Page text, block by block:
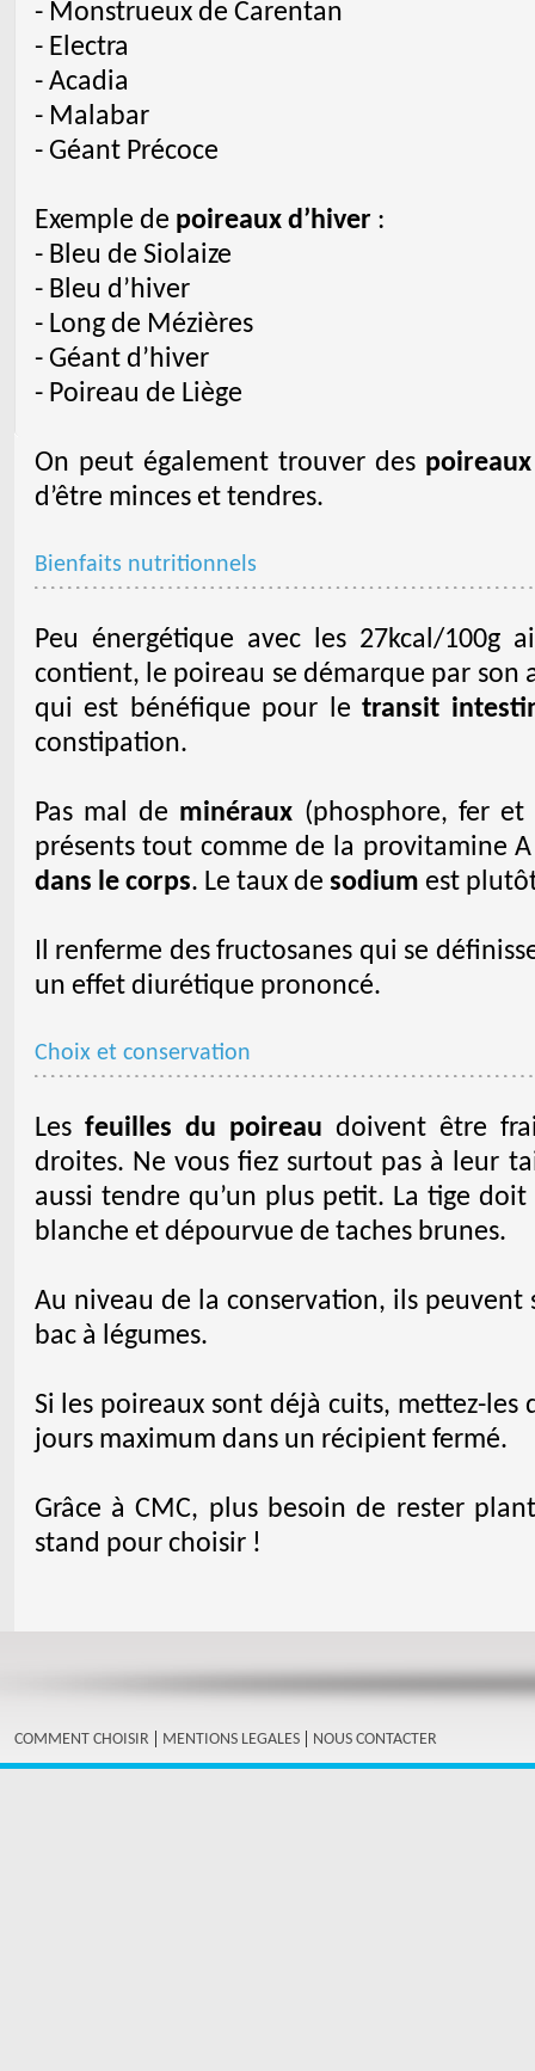
- Monstrueux de Carentan
- Electra
- Acadia
- Malabar
- Géant Précoce
Exemple de poireaux d’hiver:
- Bleu de Siolaize
- Bleu d’hiver
- Long de Mézières
- Géant d’hiver
- Poireau de Liège
On peut également trouver des
d’être minces et tendres.
Bienfaits nutritionnels
Peu énergétique avec les 27kcal/100g
contient, le poireau se démarque par
qui est bénéfique pour le transit
constipation.
Pas mal de minéraux (phosphore, fer
présents tout comme de la provitamine
dans le corps. Le taux de sodium est
Il renferme des fructosanes qui se
un effet diurétique prononcé.
Choix et conservation
Lesfeuilles du poireau doivent être
droites. Ne vous fiez surtout pas à leur
aussi tendre qu’un plus petit. La tige
blanche et dépourvue de taches brunes.
Au niveau de la conservation, ils peuvent
bac à légumes.
Si les poireaux sont déjà cuits, mettez-les
jours maximum dans un récipient fermé.
Grâce à CMC, plus besoin de rester
stand pour choisir !
COMMENT CHOISIR | MENTIONS LEGALES | NOUS CONTACTER